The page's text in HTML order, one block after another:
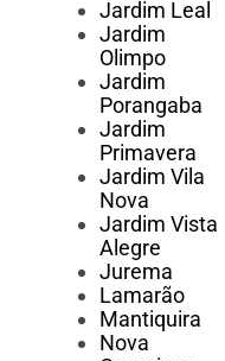
Jardim Leal
Jardim
Olimpo
Jardim
Porangaba
Jardim
Primavera
Jardim Vila
Nova
Jardim Vista
Alegre
Jurema
Lamarão
Mantiquira
Nova